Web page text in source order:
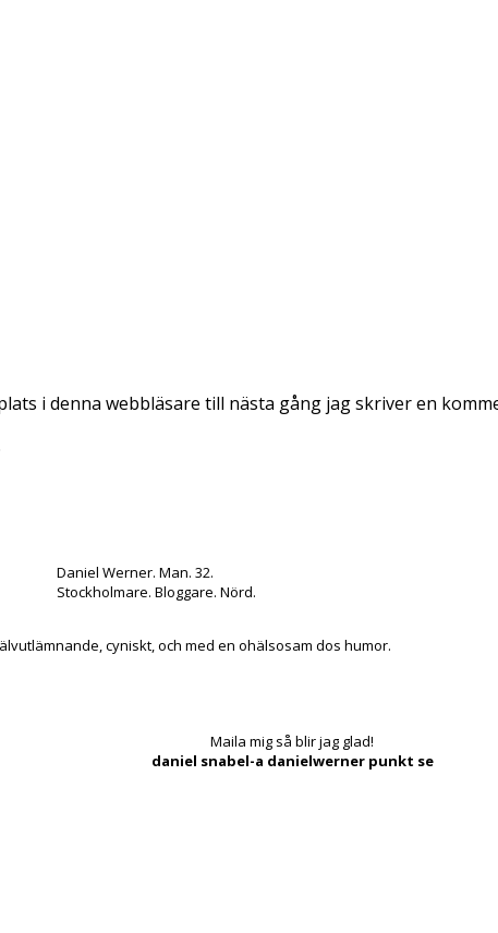
i denna webbläsare till nästa gång jag skriver en
Daniel Werner. Man. 32.
Stockholmare. Bloggare. Nörd.
cyniskt, och med en ohälsosam dos humor.
Maila mig så blir jag glad!
daniel snabel-a danielwerner punkt se